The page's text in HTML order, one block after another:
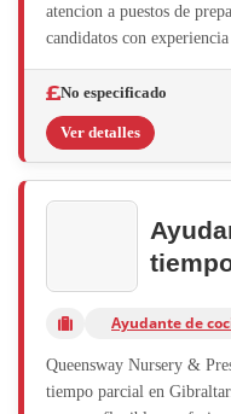
atencion a puestos de
candidatos con experiencia
No especificado
Ver detalles
Ayudante de
Queensway Nursery &
tiempo parcial en